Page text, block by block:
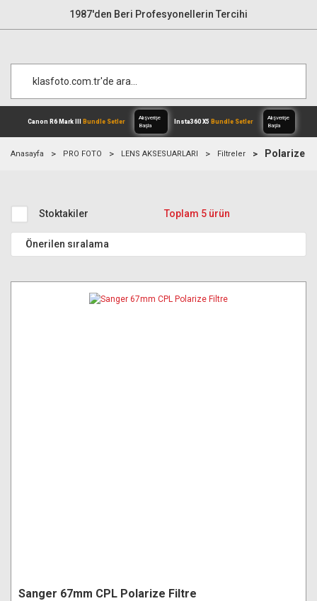
1987'den Beri Profesyonellerin Tercihi
Anasayfa PRO FOTO LENS AKSESUARLARI Filtreler Polarize
Stoktakiler Toplam 5 ürün
Sanger 67mm CPL Polarize Filtre